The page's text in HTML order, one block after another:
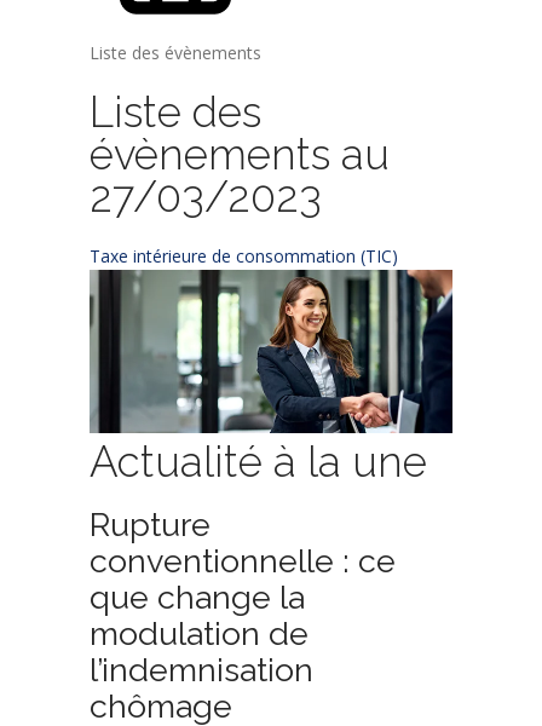
Liste des évènements
Liste des
évènements au
27/03/2023
Taxe intérieure de consommation (TIC)
Actualité à la une
Rupture
conventionnelle : ce
que change la
modulation de
l’indemnisation
chômage